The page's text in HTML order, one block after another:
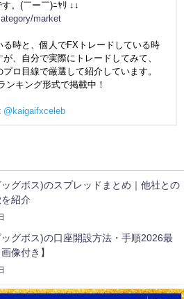
。(￣ー￣)ﾆﾔﾘ ↓↓
market
時と、個人でFXトレードしている時
、自分で実際にトレードしてみて、
ロ目線で厳選して紹介しています。
ンキング形式で掲載中！
@kaigaifxceleb
ッグボス)のスプレッドまとめ｜他社との
紹介
ッグボス)の口座開設方法・手順2026最
像付き】